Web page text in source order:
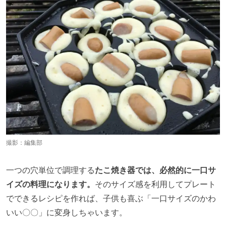
撮影：編集部
一つの穴単位で調理するたこ焼き器では、必然的に一口サ
イズの料理になります。 そのサイズ感を利用してプレート
でできるレシピを作れば、子供も喜ぶ「一口サイズのかわ
いい〇〇」に変身しちゃいます。